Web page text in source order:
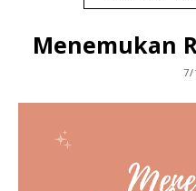
Menemukan
7/